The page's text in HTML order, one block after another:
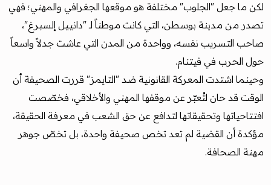
لكن ما جعل "الجلوب" مختلفة هو موقعها الجغرافي والمهني؛ فهي
تصدر من مدينة بوسطن، التي كانت موطناً لـ "دانييل إلسبرغ"،
صاحب التسريب نفسه، وواحدة من المدن التي عاشت جدلاً واسعاً
حول الحرب في فيتنام.
وحينما اشتدت المعركة القانونية ضد "التايمز" قررت الصحيفة أن
الوقت قد حان لتُعبّر عن موقفها المهني والأخلاقي، فخصّصت
افتتاحياتها وتحقيقاتها لتدافع عن حق الشعب في معرفة الحقيقة،
مؤكدة أن القضية لم تعد تخص صحيفة واحدة، بل تخصّ جوهر
مهنة الصحافة.